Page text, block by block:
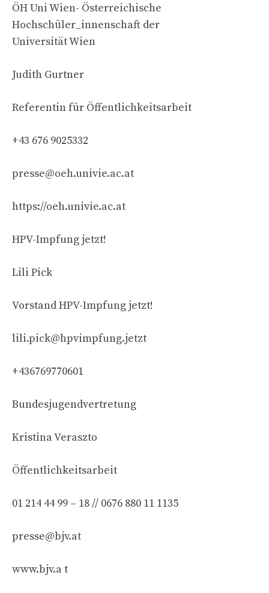
ÖH Uni Wien- Österreichische
Hochschüler_innenschaft der
Universität Wien
Judith Gurtner
Referentin für Öffentlichkeitsarbeit
+43 676 9025332
presse@oeh.univie.ac.at
https://oeh.univie.ac.at
HPV-Impfung jetzt!
Lili Pick
Vorstand HPV-Impfung jetzt!
lili.pick@hpvimpfung.jetzt
+436769770601
Bundesjugendvertretung
Kristina Veraszto
Öffentlichkeitsarbeit
01 214 44 99 – 18 // 0676 880 11 1135
presse@bjv.at
www.bjv.a t